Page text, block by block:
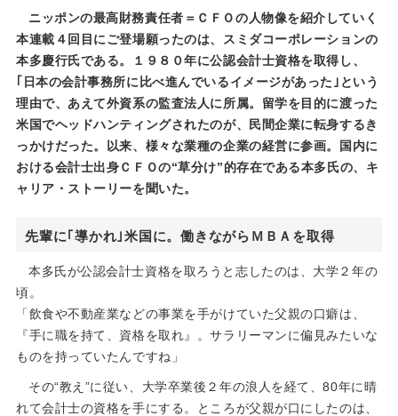
ニッポンの最高財務責任者＝ＣＦＯの人物像を紹介していく
本連載４回目にご登場願ったのは、スミダコーポレーションの
本多慶行氏である。１９８０年に公認会計士資格を取得し、
｢日本の会計事務所に比べ進んでいるイメージがあった｣という
理由で、あえて外資系の監査法人に所属。留学を目的に渡った
米国でヘッドハンティングされたのが、民間企業に転身するき
っかけだった。以来、様々な業種の企業の経営に参画。国内に
おける会計士出身ＣＦＯの“草分け”的存在である本多氏の、キ
ャリア・ストーリーを聞いた。
先輩に｢導かれ｣米国に。働きながらＭＢＡを取得
本多氏が公認会計士資格を取ろうと志したのは、大学２年の
頃。
「飲食や不動産業などの事業を手がけていた父親の口癖は、
『手に職を持て、資格を取れ』。サラリーマンに偏見みたいな
ものを持っていたんですね」
その“教え”に従い、大学卒業後２年の浪人を経て、80年に晴
れて会計士の資格を手にする。ところが父親が口にしたのは、